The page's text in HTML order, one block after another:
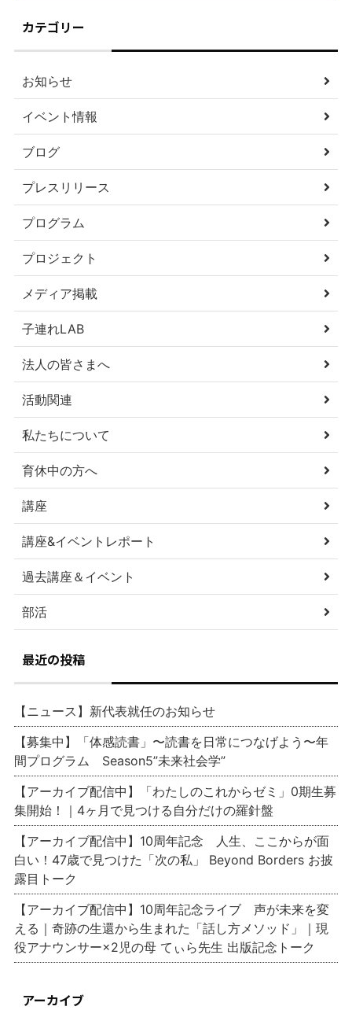
カテゴリー
お知らせ
イベント情報
ブログ
プレスリリース
プログラム
プロジェクト
メディア掲載
子連れLAB
法人の皆さまへ
活動関連
私たちについて
育休中の方へ
講座
講座&イベントレポート
過去講座＆イベント
部活
最近の投稿
【ニュース】新代表就任のお知らせ
【募集中】「体感読書」〜読書を日常につなげよう〜年
間プログラム Season5”未来社会学”
【アーカイブ配信中】「わたしのこれからゼミ」0期生募
集開始！｜4ヶ月で見つける自分だけの羅針盤
【アーカイブ配信中】10周年記念 人生、ここからが面
白い！47歳で見つけた「次の私」 Beyond Borders お披
露目トーク
【アーカイブ配信中】10周年記念ライブ 声が未来を変
える｜奇跡の生還から生まれた「話し方メソッド」｜現
役アナウンサー×2児の母 てぃら先生 出版記念トーク
アーカイブ